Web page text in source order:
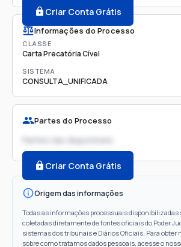
Criar Conta Grátis
Informações do Processo
CLASSE
Carta Precatória Cível
SISTEMA
CONSULTA_UNIFICADA
Partes do Processo
Partes não disponíveis
Criar Conta Grátis
Origem das informações
Todas as informações processuais disponibilizadas
coletadas diretamente de fontes oficiais do Poder
sistemas dos tribunais e Diários Oficiais. Para
sobre como tratamos dados pessoais, acesse o